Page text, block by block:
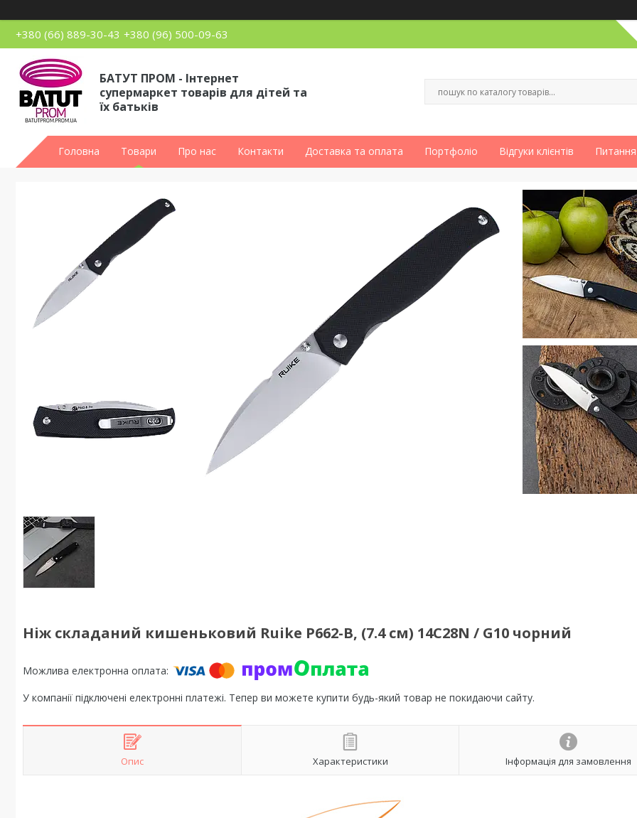
+380 (66) 889-30-43 +380 (96) 500-09-63
БАТУТ ПРОМ - Інтернет
супермаркет товарів для дітей та
їх батьків
Головна Товари Про нас Контакти Доставка та оплата Портфоліо Відгуки клієнтів Питання
Ніж складаний кишеньковий Ruike P662-B, (7.4 см) 14C28N / G10 чорний
У компанії підключені електронні платежі. Тепер ви можете купити будь-який товар не покидаючи сайту.
Опис Характеристики Інформація для замовлення